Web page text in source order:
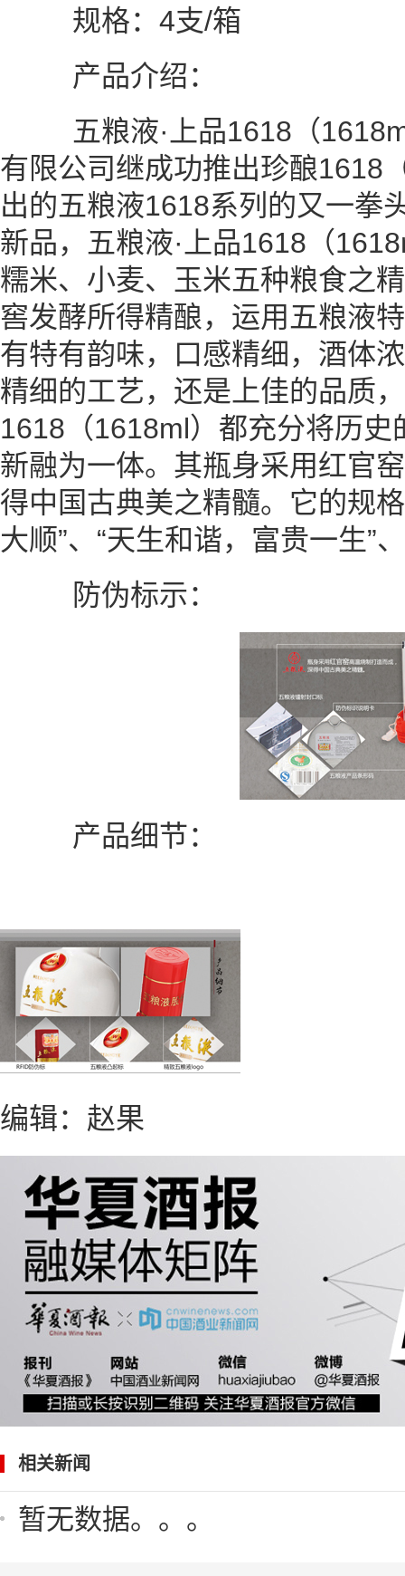
规格：4支/箱
产品介绍：
五粮液·上品1618（
有限公司继成功推出珍酿1618
出的五粮液1618系列的又一拳
新品，五粮液·上品1618（
糯米、小麦、玉米五种粮食之
窖发酵所得精酿，运用五粮液
有特有韵味，口感精细，酒体
精细的工艺，还是上佳的品质
1618（1618ml）都充分将历
新融为一体。其瓶身采用红官
得中国古典美之精髓。它的规
大顺”、“天生和谐，富贵一生”
防伪标示：
产品细节：
编辑：赵果
相关新闻
暂无数据。。。